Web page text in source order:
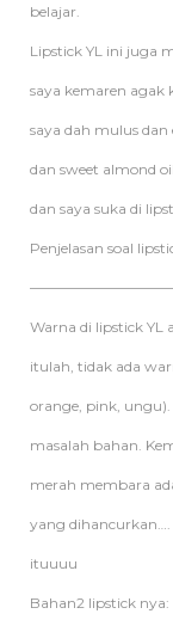
belajar.
Lipstick YL ini juga
saya kemaren agak
saya dah mulus
dan sweet almond
dan saya suka di
Penjelasan soal
Warna di lipstick YL
itulah, tidak ada
orange, pink,
masalah bahan.
merah membara
yang dihancurkan….
ituuuu
Bahan2 lipstick nya: